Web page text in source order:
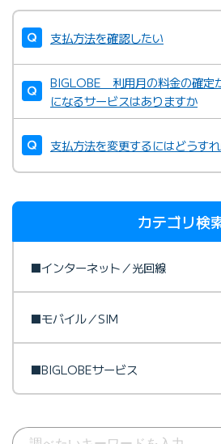
支払方法を確認したい
BIGLOBE 利用月の料金の確定
になるサービスはありますか
支払方法を変更するにはどうす
カテゴリ検
■インターネット／光回線
■モバイル／SIM
■BIGLOBEサービス